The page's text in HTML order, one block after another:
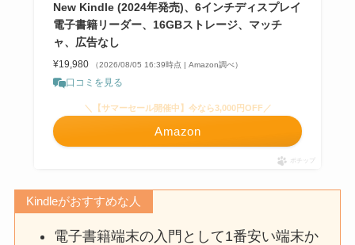
New Kindle (2024年発売)、6インチディスプレイ
電子書籍リーダー、16GBストレージ、マッチ
ャ、広告なし
¥19,980 （2026/08/05 16:39時点 | Amazon調べ）
口コミを見る
＼【サマーセール開催中】今なら3,000円OFF／
Amazon
ポチップ
Kindleがおすすめな人
電子書籍端末の入門として1番安い端末か